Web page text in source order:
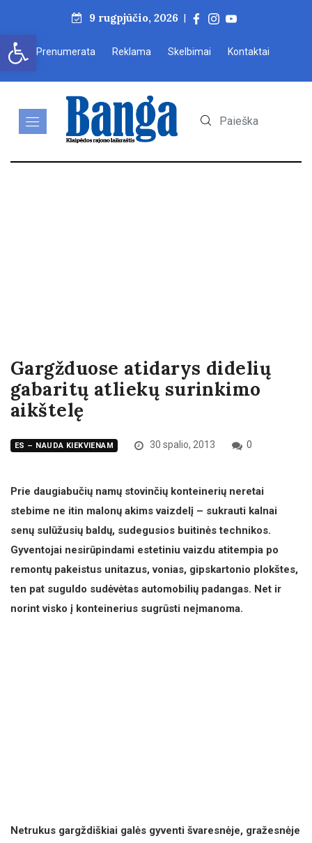
Open toolbar
9 rugpjūčio, 2026 |
Prenumerata Reklama Skelbimai Kontaktai
Gargžduose atidarys didelių
gabaritų atliekų surinkimo
aikštelę
ES – NAUDA KIEKVIENAM 30 spalio, 2013 0
Prie daugiabučių namų stovinčių konteinerių neretai
stebime ne itin malonų akims vaizdelį – sukrauti kalnai
senų sulūžusių baldų, sudegusios buitinės technikos.
Gyventojai nesirūpindami estetiniu vaizdu atitempia po
remontų pakeistus unitazus, vonias, gipskartonio plokštes,
ten pat suguldo sudėvėtas automobilių padangas. Net ir
norint visko į konteinerius sugrūsti neįmanoma.
Netrukus gargždiškiai galės gyventi švaresnėje, gražesnėje